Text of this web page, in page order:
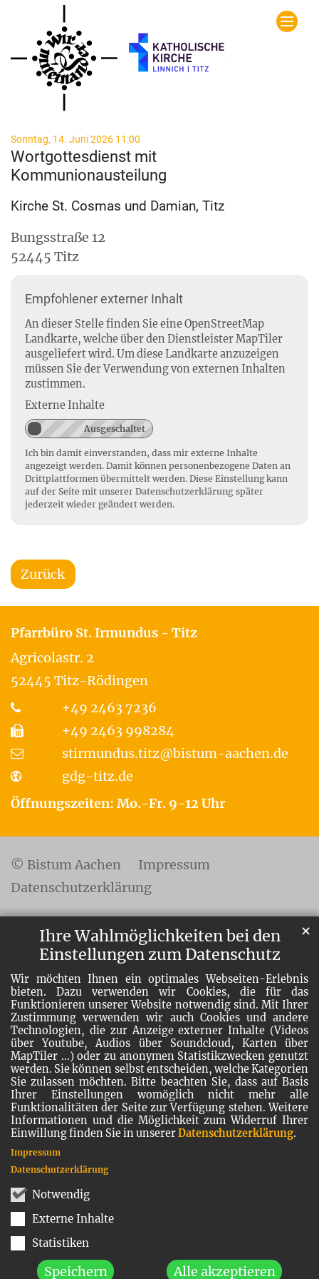
Ihre Wahlmöglichkeiten bei den
Einstellungen zum Datenschutz
Wir möchten Ihnen ein optimales Webseiten-Erlebnis
bieten. Dazu verwenden wir Cookies, die für das
Funktionieren unserer Website notwendig sind. Mit Ihrer
Zustimmung verwenden wir auch Cookies und andere
Technologien, die zur Anzeige externer Inhalte (Videos
über Youtube, Audios über Soundcloud, Karten über
MapTiler ...) oder zu anonymen Statistikzwecken genutzt
werden. Sie können selbst entscheiden, welche Kategorien
Sie zulassen möchten. Bitte beachten Sie, dass auf Basis
Ihrer Einstellungen womöglich nicht mehr alle
Funktionalitäten der Seite zur Verfügung stehen. Weitere
Informationen und die Möglichkeit zum Widerruf Ihrer
Einwillung finden Sie in unsererDatenschutzerklärung.
Notwendig
Externe Inhalte
Statistiken
Speichern Alle akzeptieren
✕
Impressum
Datenschutzerklärung
Zum Inhalt springen
Sonntag, 14. Juni 2026 11:00
Wortgottesdienst mit
Kommunionausteilung
Kirche St. Cosmas und Damian, Titz
Bungsstraße 12
52445 Titz
Empfohlener externer Inhalt
An dieser Stelle finden Sie eine OpenStreetMap
Landkarte, welche über den Dienstleister MapTiler
ausgeliefert wird. Um diese Landkarte anzuzeigen
müssen Sie der Verwendung von externen Inhalten
zustimmen.
Externe Inhalte
Ich bin damit einverstanden, dass mir externe Inhalte
angezeigt werden. Damit können personenbezogene Daten an
Drittplattformen übermittelt werden. Diese Einstellung kann
auf der Seite mit unserer Datenschutzerklärung später
jederzeit wieder geändert werden.
Zurück
Pfarrbüro St. Irmundus - Titz
Agricolastr. 2
52445 Titz-Rödingen
+49 2463 7236
+49 2463 998284
stirmundus.titz@bistum-aachen.de
gdg-titz.de
Öffnungszeiten: Mo.-Fr. 9-12 Uhr
© Bistum Aachen
Impressum
Datenschutzerklärung